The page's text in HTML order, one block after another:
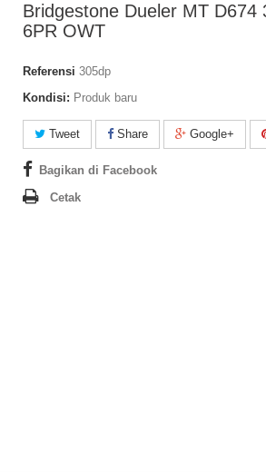
Bridgestone Dueler MT D674
6PR OWT
Referensi 305dp
Kondisi: Produk baru
Tweet Share Google+
Bagikan di Facebook
Cetak